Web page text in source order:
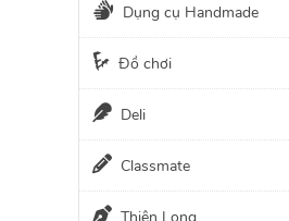
Dụng cụ Handmade
Đồ chơi
Deli
Classmate